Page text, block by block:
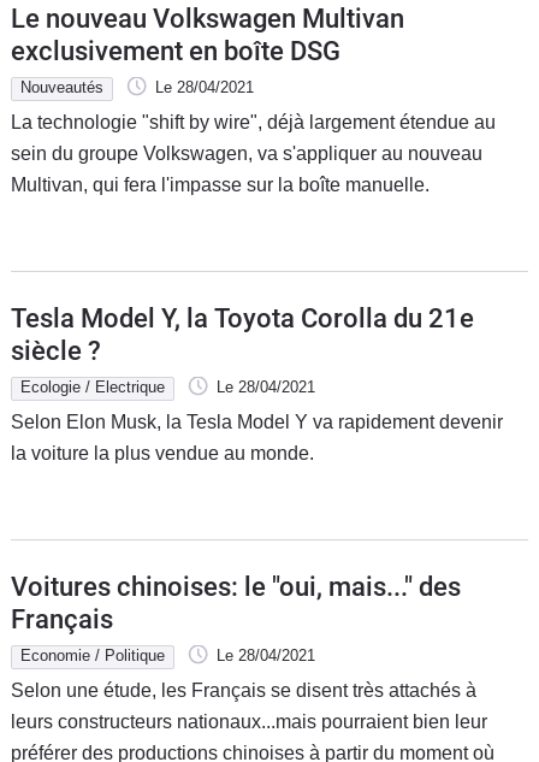
Le nouveau Volkswagen Multivan
exclusivement en boîte DSG
Nouveautés Le 28/04/2021
La technologie "shift by wire", déjà largement étendue au
sein du groupe Volkswagen, va s'appliquer au nouveau
Multivan, qui fera l'impasse sur la boîte manuelle.
Tesla Model Y, la Toyota Corolla du 21e
siècle ?
Ecologie / Electrique Le 28/04/2021
Selon Elon Musk, la Tesla Model Y va rapidement devenir
la voiture la plus vendue au monde.
Voitures chinoises: le "oui, mais..." des
Français
Economie / Politique Le 28/04/2021
Selon une étude, les Français se disent très attachés à
leurs constructeurs nationaux...mais pourraient bien leur
préférer des productions chinoises à partir du moment où